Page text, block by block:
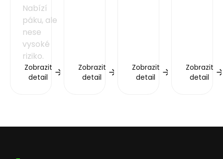
Nabízí
páku, ale
nese
vysoké
riziko.
Zobrazit
detail
Zobrazit
detail
Zobrazit
detail
Zobrazit
detail